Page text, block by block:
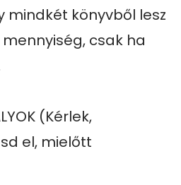
könyvből lesz
csak ha
(Kérlek,
el, mielőtt